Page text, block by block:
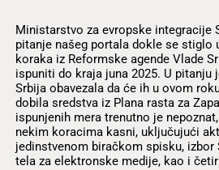
Ministarstvo za evropske integracije
pitanje našeg portala dokle se stiglo
koraka iz Reformske agende Vlade
ispuniti do kraja juna 2025. U pitanju
Srbija obavezala da će ih u ovom
dobila sredstva iz Plana rasta za
ispunjenih mera trenutno je
nekim koracima kasni, uključujući
jedinstvenom biračkom spisku, izbor
tela za elektronske medije, kao i